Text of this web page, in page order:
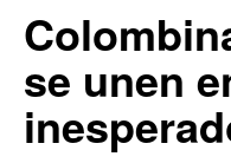
se unen